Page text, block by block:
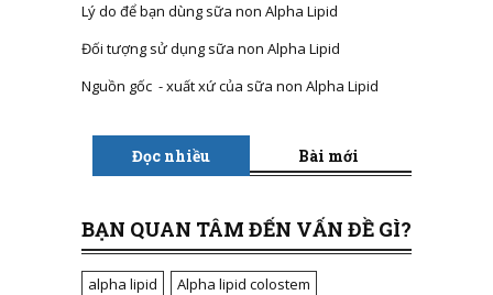
Lý do để bạn dùng sữa non Alpha Lipid
Đối tượng sử dụng sữa non Alpha Lipid
Nguồn gốc - xuất xứ của sữa non Alpha Lipid
Đọc nhiều Bài mới
BẠN QUAN TÂM ĐẾN VẤN ĐỀ GÌ?
alpha lipid
Alpha lipid colostem